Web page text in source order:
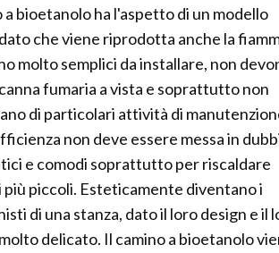
a bioetanolo ha l'aspetto di un modello
che viene riprodotta anche la
molto semplici da installare, non
fumaria a vista e soprattutto non
di particolari attività di
non deve essere messa in
e comodi soprattutto per riscaldare
più piccoli. Esteticamente diventano i
di una stanza, dato il loro design e il
delicato. Il camino a bioetanolo